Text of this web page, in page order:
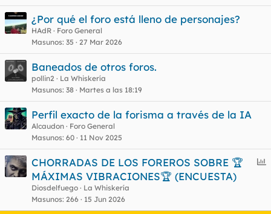
¿Por qué el foro está lleno de personajes?
HAdR
Foro General
Masunos 35 27 Mar 2026
Baneados de otros foros.
pollin2
La Whiskería
Masunos 38 Martes a las 18:19
Perfil exacto de la forisma a través de la IA
Alcaudon
Foro General
Masunos 60 11 Nov 2025
E
CHORRADAS DE LOS FOREROS SOBRE 🏆
MÁXIMAS VIBRACIONES🏆 (ENCUESTA)
Diosdelfuego
La Whiskería
Masunos 266 15 Jun 2026